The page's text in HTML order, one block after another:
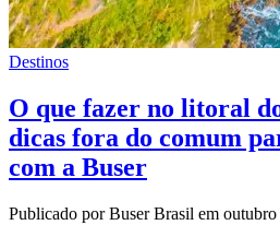
Destinos
O que fazer no litoral
dicas fora do comum
com a Buser
Publicado por Buser Brasil em